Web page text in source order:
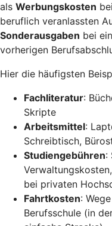
als Werbungskosten
beruflich veranlassten
Sonderausgaben bei
vorherigen
Hier die häufigsten
Fachliteratur:
Skripte
Arbeitsmittel:
Schreibtisch,
Studiengebühren:
bei privaten
Fahrtkosten:
Berufsschule (in